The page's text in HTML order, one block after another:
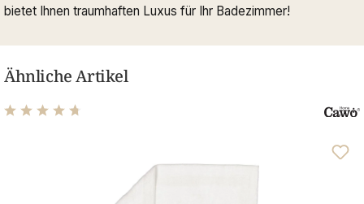
bietet Ihnen traumhaften Luxus für Ihr Badezimmer!
Ähnliche Artikel